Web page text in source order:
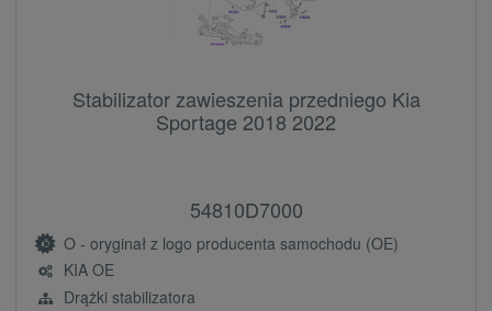
Stabilizator zawieszenia przedniego Kia
Sportage 2018 2022
54810D7000
O - oryginał z logo producenta samochodu (OE)
KIA OE
Drążki stabilizatora